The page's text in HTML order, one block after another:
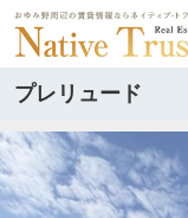
プレリュード